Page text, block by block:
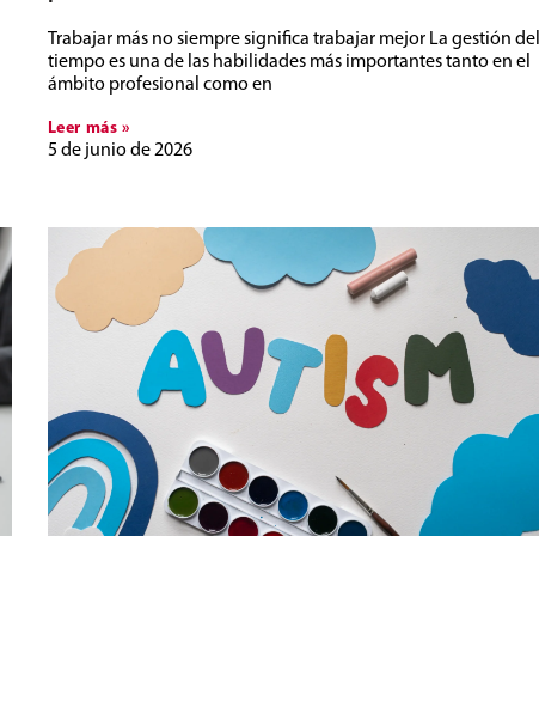
Trabajar más no siempre significa trabajar mejor La gestión del
tiempo es una de las habilidades más importantes tanto en el
ámbito profesional como en
Leer más »
5 de junio de 2026